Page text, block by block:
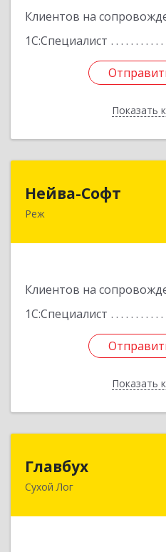
Клиентов на
1С:Специалист
Показать
Нейва-Софт
Реж
Клиентов на
1С:Специалист
Показать
623750, Свердловская
Главбух
Сухой Лог